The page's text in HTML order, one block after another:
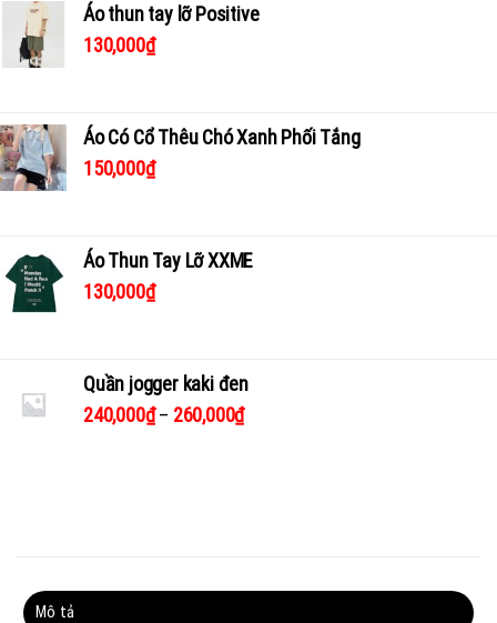
Áo thun tay lỡ Positive
130,000₫
Áo Có Cổ Thêu Chó Xanh Phối Tắng
150,000₫
Áo Thun Tay Lỡ XXME
130,000₫
Quần jogger kaki đen
240,000₫– 260,000₫
Mô tả